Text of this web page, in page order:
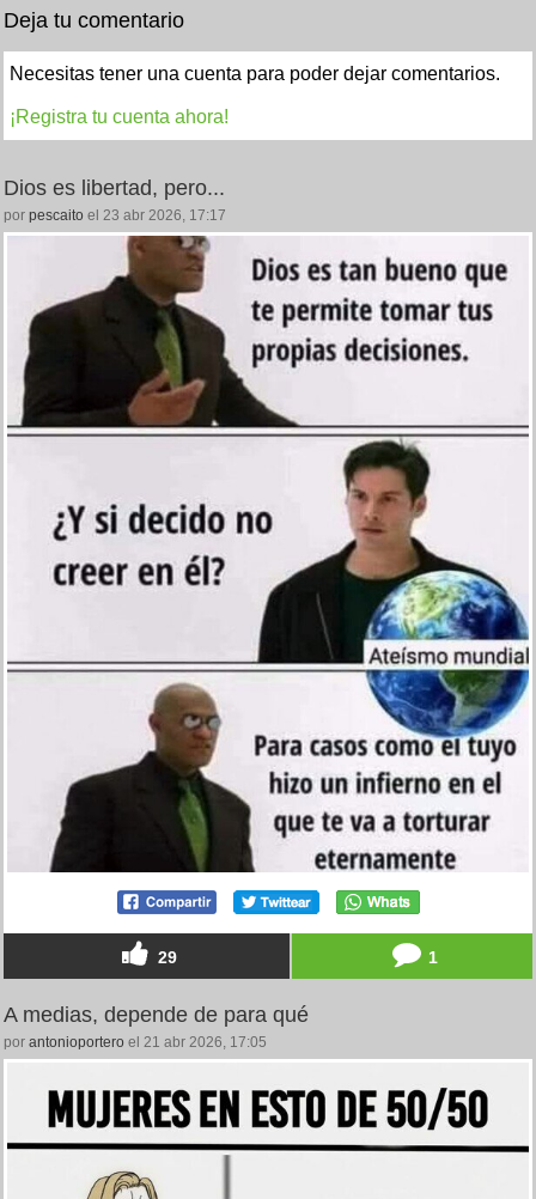
Deja tu comentario
Necesitas tener una cuenta para poder dejar comentarios.
¡Registra tu cuenta ahora!
Dios es libertad, pero...
por pescaito el 23 abr 2026, 17:17
29 1
A medias, depende de para qué
por antonioportero el 21 abr 2026, 17:05